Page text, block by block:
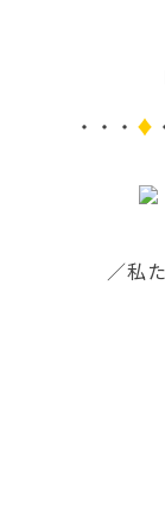
・・・ ♦
／私